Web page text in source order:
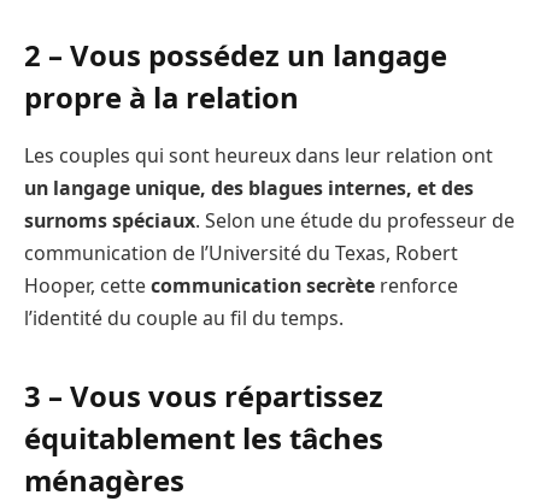
2 – Vous possédez un langage
propre à la relation
Les couples qui sont heureux dans leur relation ont
un langage unique, des blagues internes, et des
surnoms spéciaux. Selon une étude du professeur de
communication de l’Université du Texas, Robert
Hooper, cettecommunication secrète renforce
l’identité du couple au fil du temps.
3 – Vous vous répartissez
équitablement les tâches
ménagères